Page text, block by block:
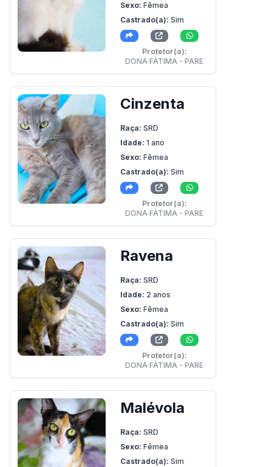
Sexo: Fêmea
Castrado(a): Sim
Protetor(a):
DONA FÁTIMA - PARE
Cinzenta
Raça: SRD
Idade: 1 ano
Sexo: Fêmea
Castrado(a): Sim
Protetor(a):
DONA FÁTIMA - PARE
Ravena
Raça: SRD
Idade: 2 anos
Sexo: Fêmea
Castrado(a): Sim
Protetor(a):
DONA FÁTIMA - PARE
Malévola
Raça: SRD
Sexo: Fêmea
Castrado(a): Sim